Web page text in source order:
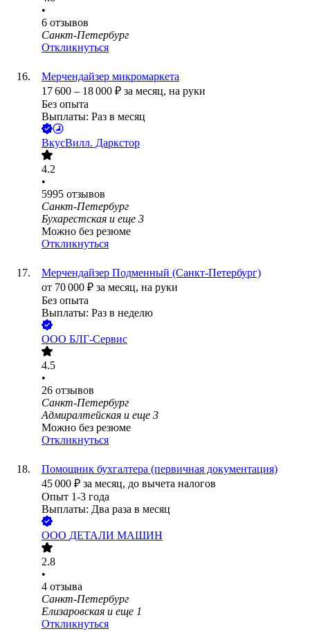
•
6 отзывов
Санкт-Петербург
Откликнуться
Мерчендайзер микромаркета
17 600 – 18 000 ₽ за месяц, на руки
Без опыта
Выплаты: Раз в месяц
ВкусВилл. Даркстор
4.2
•
5995 отзывов
Санкт-Петербург
Бухарестская и еще 3
Можно без резюме
Откликнуться
Мерчендайзер Подменный (Санкт-Петербург)
от 70 000 ₽ за месяц, на руки
Без опыта
Выплаты: Раз в неделю
ООО БЛГ-Сервис
4.5
•
26 отзывов
Санкт-Петербург
Адмиралтейская и еще 3
Можно без резюме
Откликнуться
Помощник бухгалтера (первичная документация)
45 000 ₽ за месяц, до вычета налогов
Опыт 1-3 года
Выплаты: Два раза в месяц
ООО ДЕТАЛИ МАШИН
2.8
•
4 отзыва
Санкт-Петербург
Елизаровская и еще 1
Откликнуться